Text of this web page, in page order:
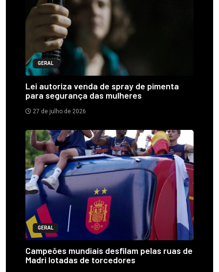
GERAL
Lei autoriza venda de spray de pimenta
para segurança das mulheres
27 de julho de 2026
GERAL
Campeões mundiais desfilam pelas ruas de
Madri lotadas de torcedores